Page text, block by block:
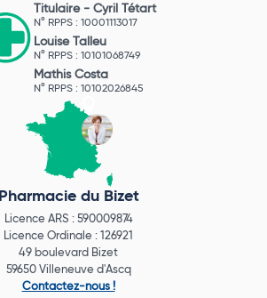
Titulaire - Cyril Tétart
N° RPPS : 10001113017
Louise Talleu
N° RPPS : 10101068749
Mathis Costa
N° RPPS : 10102026845
Pharmacie du Bizet
Licence ARS : 590009874
Licence Ordinale : 126921
49 boulevard Bizet
59650 Villeneuve d'Ascq
Contactez-nous !